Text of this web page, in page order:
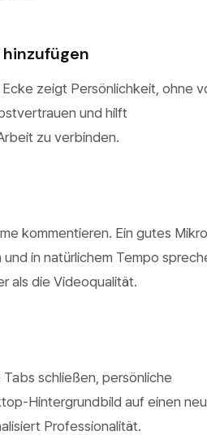
zeigt Persönlichkeit, ohne
und hilft
zu verbinden.
kommentieren. Ein gutes
in natürlichem Tempo
als die Videoqualität.
schließen, persönliche
Hintergrundbild auf einen
Professionalität.